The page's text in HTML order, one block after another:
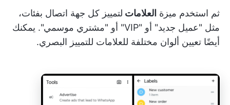
ثم استخدم ميزة العلامات لتمييز كل جهة اتصال بفئات،
مثل "عميل جديد" أو "VIP" أو "مشتري موسمي". يمكنك
أيضًا تعيين ألوان مختلفة للعلامات للتمييز البصري.